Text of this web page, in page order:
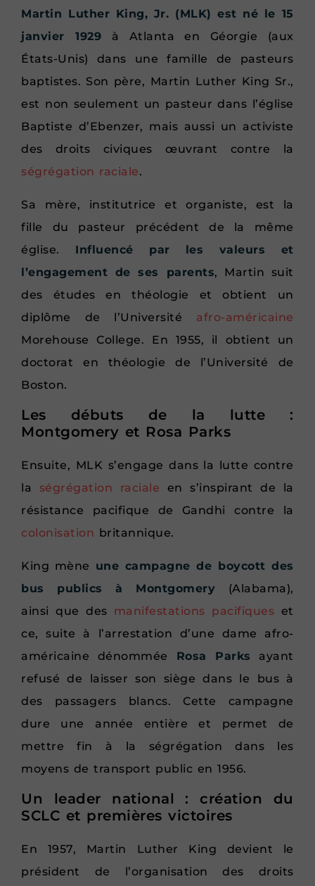
Martin Luther King, Jr. (MLK) est né le 15
janvier 1929 à Atlanta en Géorgie (aux
États-Unis) dans une famille de pasteurs
baptistes. Son père, Martin Luther King Sr.,
est non seulement un pasteur dans l’église
Baptiste d’Ebenzer, mais aussi un activiste
des droits civiques œuvrant contre la
ségrégation raciale.
Sa mère, institutrice et organiste, est la
fille du pasteur précédent de la même
église. Influencé par les valeurs et
l’engagement de ses parents, Martin suit
des études en théologie et obtient un
diplôme de l’Université afro-américaine
Morehouse College. En 1955, il obtient un
doctorat en théologie de l’Université de
Boston.
Les débuts de la lutte :
Montgomery et Rosa Parks
Ensuite, MLK s’engage dans la lutte contre
la ségrégation raciale en s’inspirant de la
résistance pacifique de Gandhi contre la
colonisation britannique.
King mène une campagne de boycott des
bus publics à Montgomery (Alabama),
ainsi que des manifestations pacifiques et
ce, suite à l’arrestation d’une dame afro-
américaine dénommée Rosa Parks ayant
refusé de laisser son siège dans le bus à
des passagers blancs. Cette campagne
dure une année entière et permet de
mettre fin à la ségrégation dans les
moyens de transport public en 1956.
Un leader national : création du
SCLC et premières victoires
En 1957, Martin Luther King devient le
président de l’organisation des droits